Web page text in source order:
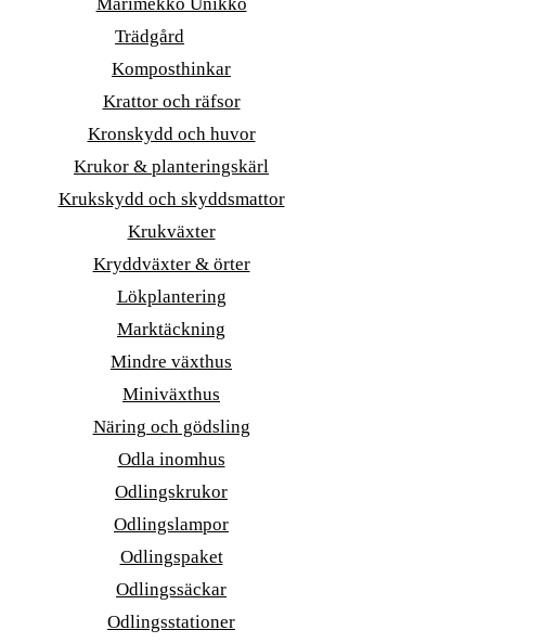
Trädgård
Komposthinkar
Krattor och räfsor
Kronskydd och huvor
Krukor & planteringskärl
Krukskydd och skyddsmattor
Krukväxter
Kryddväxter & örter
Lökplantering
Marktäckning
Mindre växthus
Miniväxthus
Näring och gödsling
Odla inomhus
Odlingskrukor
Odlingslampor
Odlingspaket
Odlingssäckar
Odlingsstationer